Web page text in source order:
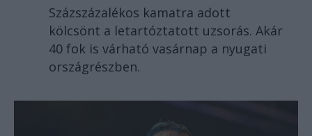
Százszázalékos kamatra adott
kölcsönt a letartóztatott uzsorás. Akár
40 fok is várható vasárnap a nyugati
országrészben.